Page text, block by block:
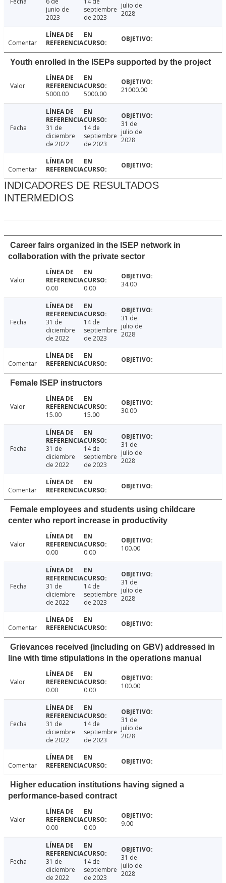
junio de
2023
septiembre
de 2023
julio de
2028
Comentar
Youth enrolled in the ISEPs supported by the project
Valor
5000.00
5000.00 21000.00
Fecha
31 de
diciembre
de 2022
14 de
septiembre
de 2023
31 de
julio de
2028
Comentar
INDICADORES DE RESULTADOS
INTERMEDIOS
Career fairs organized in the ISEP network in
collaboration with the private sector
Valor
0.00
0.00 34.00
Fecha
31 de
diciembre
de 2022
14 de
septiembre
de 2023
31 de
julio de
2028
Comentar
Female ISEP instructors
Valor
15.00
15.00 30.00
Fecha
31 de
diciembre
de 2022
14 de
septiembre
de 2023
31 de
julio de
2028
Comentar
Female employees and students using childcare
center who report increase in productivity
Valor
0.00
0.00 100.00
Fecha
31 de
diciembre
de 2022
14 de
septiembre
de 2023
31 de
julio de
2028
Comentar
Grievances received (including on GBV) addressed in
line with time stipulations in the operations manual
Valor
0.00
0.00 100.00
Fecha
31 de
diciembre
de 2022
14 de
septiembre
de 2023
31 de
julio de
2028
Comentar
Higher education institutions having signed a
performance-based contract
Valor
0.00
0.00 9.00
Fecha
31 de
diciembre
de 2022
14 de
septiembre
de 2023
31 de
julio de
2028